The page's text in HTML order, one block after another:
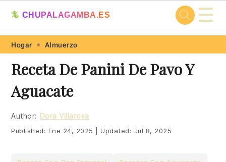
Skip
primary
navigation
Skip
main
content
Skip
primary
sidebar
Skip
footer
🦎 CHUPALAGAMBA.ES ☰
Hogar Almuerzo
Receta De Panini De Pavo Y
Aguacate
Author: Dora Villarosa
Published: Ene 24, 2025 Updated: Jul 8, 2025